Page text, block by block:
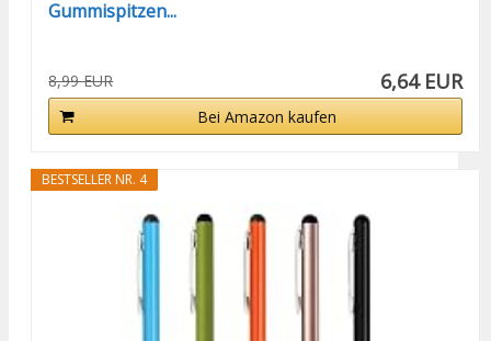
Gummispitzen...
8,99 EUR 6,64 EUR
Bei Amazon kaufen
BESTSELLER NR. 4